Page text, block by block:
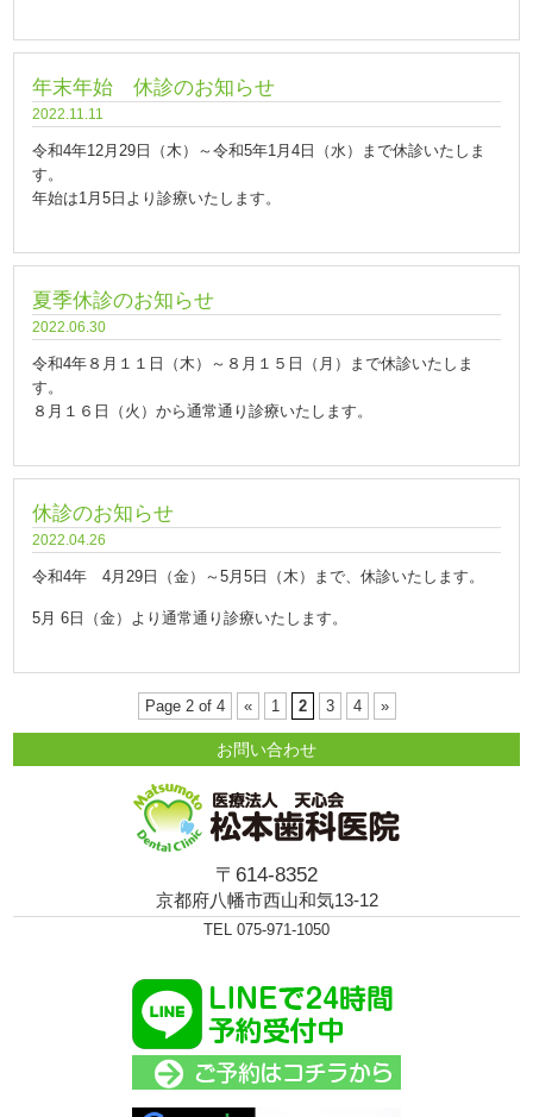
年末年始 休診のお知らせ
2022.11.11
令和4年12月29日（木）～令和5年1月4日（水）まで休診いたしま
す。
年始は1月5日より診療いたします。
夏季休診のお知らせ
2022.06.30
令和4年８月１１日（木）～８月１５日（月）まで休診いたしま
す。
８月１６日（火）から通常通り診療いたします。
休診のお知らせ
2022.04.26
令和4年 4月29日（金）～5月5日（木）まで、休診いたします。
5月 6日（金）より通常通り診療いたします。
Page 2 of 4 « 1 2 3 4 »
お問い合わせ
〒614-8352
京都府八幡市西山和気13-12
TEL 075-971-1050